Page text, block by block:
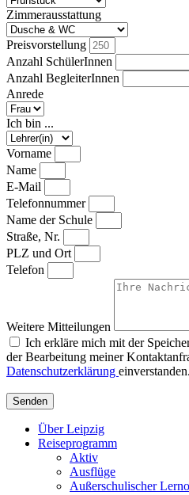
Zimmerausstattung
Preisvorstellung
Anzahl SchülerInnen
Anzahl BegleiterInnen
Anrede
Ich bin ...
Vorname
Name
E-Mail
Telefonnummer
Name der Schule
Straße, Nr.
PLZ und Ort
Telefon
Weitere Mitteilungen
Ich erkläre mich mit der
der Bearbeitung meiner
Datenschutzerklärung einverstanden.
Senden
Über Leipzig
Reiseprogramm
Aktiv
Ausflüge
Außerschulischer